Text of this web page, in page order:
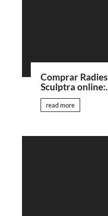
Comprar
Sculptra
read more